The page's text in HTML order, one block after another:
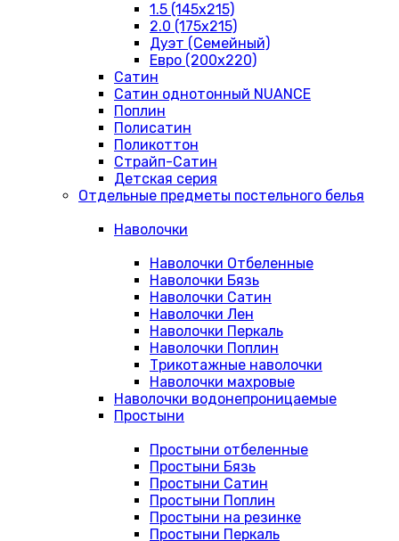
1.5 (145х215)
2.0 (175х215)
Дуэт (Семейный)
Евро (200х220)
Сатин
Сатин однотонный NUANCE
Поплин
Полисатин
Поликоттон
Страйп-Сатин
Детская серия
Отдельные предметы постельного белья
Наволочки
Наволочки Отбеленные
Наволочки Бязь
Наволочки Сатин
Наволочки Лен
Наволочки Перкаль
Наволочки Поплин
Трикотажные наволочки
Наволочки махровые
Наволочки водонепроницаемые
Простыни
Простыни отбеленные
Простыни Бязь
Простыни Сатин
Простыни Поплин
Простыни на резинке
Простыни Перкаль